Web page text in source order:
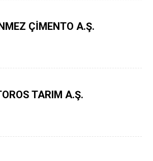
ÇİMENTO A.Ş.
TARIM A.Ş.